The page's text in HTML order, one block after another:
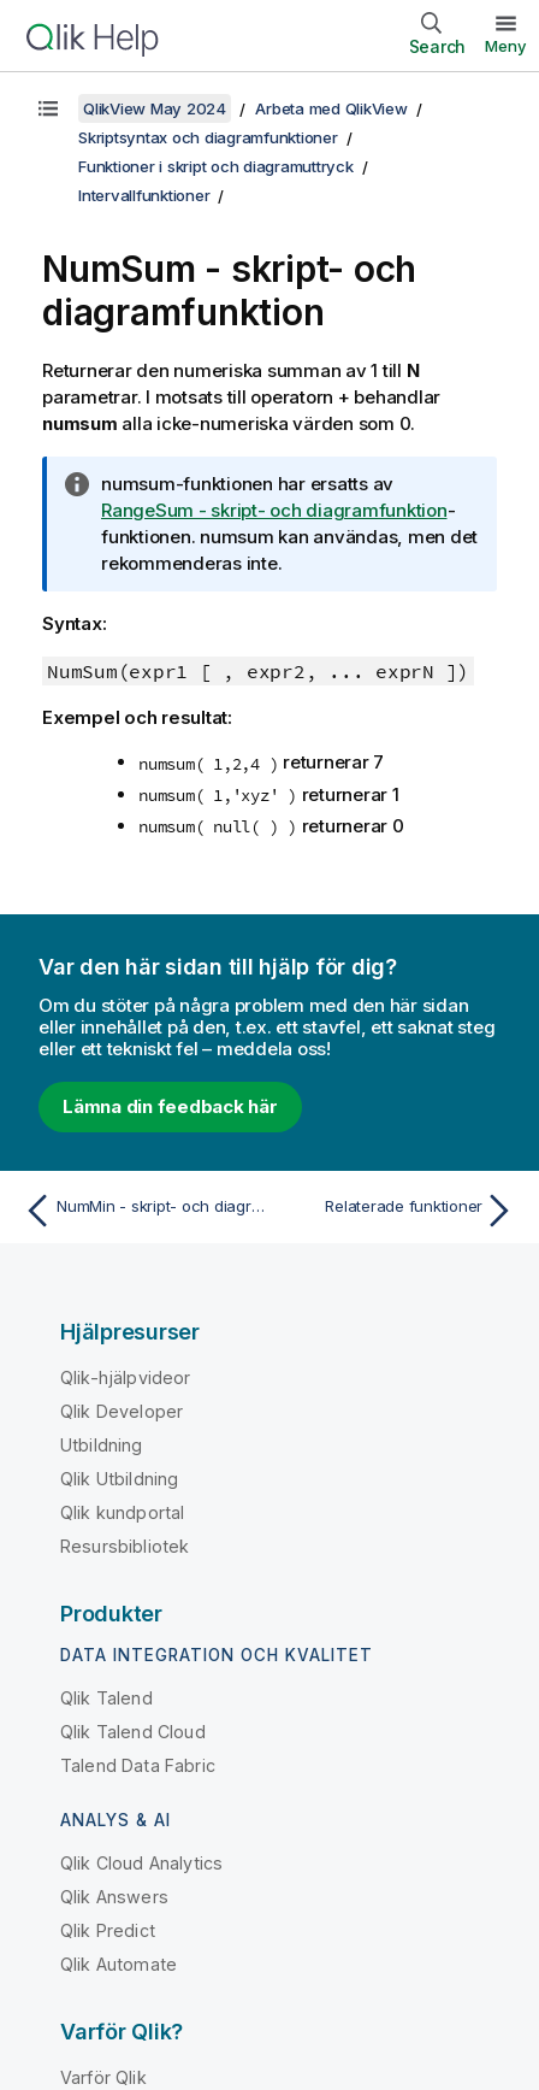
Search Meny
QlikView May 2024
Arbeta med QlikView
Skriptsyntax och diagramfunktioner
Funktioner i skript och diagramuttryck
Intervallfunktioner
NumSum - skript- och
diagramfunktion
Returnerar den numeriska summan av 1 till N
parametrar. I motsats till operatorn + behandlar
numsum alla icke-numeriska värden som 0.
A
n
t
e
k
i
g
a
i
o
numsum-funktionen har ersatts av
RangeSum - skript- och diagramfunktion-
funktionen. numsum kan användas, men det
rekommenderas inte.
Syntax:
NumSum(expr1 [ , expr2, ... exprN ])
Exempel och resultat:
numsum( 1,2,4 ) returnerar 7
numsum( 1,'xyz' ) returnerar 1
numsum( null( ) ) returnerar 0
Var den här sidan till hjälp för dig?
Om du stöter på några problem med den här sidan
eller innehållet på den, t.ex. ett stavfel, ett saknat steg
eller ett tekniskt fel – meddela oss!
Lämna din feedback här
NumMin - skript- och diagramfunktion Relaterade funktioner
Hjälpresurser
Qlik-hjälpvideor
Qlik Developer
Utbildning
Qlik Utbildning
Qlik kundportal
Resursbibliotek
Produkter
DATA INTEGRATION OCH KVALITET
Qlik Talend
Qlik Talend Cloud
Talend Data Fabric
ANALYS & AI
Qlik Cloud Analytics
Qlik Answers
Qlik Predict
Qlik Automate
Varför Qlik?
Varför Qlik